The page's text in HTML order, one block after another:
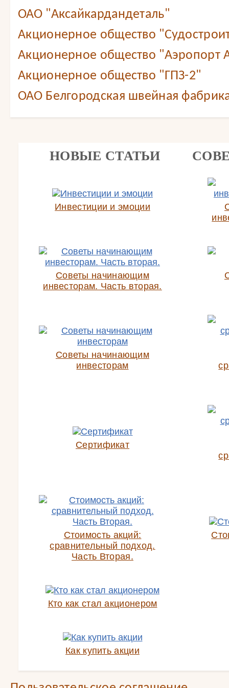
ОАО "Аксайкардандеталь"
Акционерное общество
Акционерное общество "Аэропорт
Акционерное общество "ГПЗ-2"
ОАО Белгородская швейная
НОВЫЕ СТАТЬИ
Инвестиции и эмоции
Советы начинающим
инвесторам. Часть вторая.
Советы начинающим
инвесторам
Сертификат
Стоимость акций:
сравнительный подход.
Часть Вторая.
Кто как стал акционером
Как купить акции